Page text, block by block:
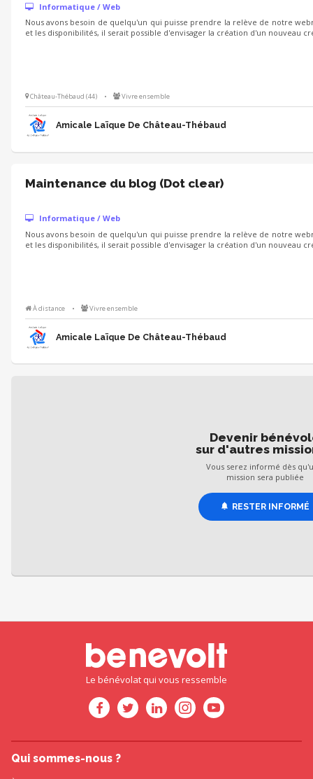
Informatique / Web
Nous avons besoin de quelqu'un qui puisse prendre la relève de notre
et les disponibilités, il serait possible d'envisager la création d'un nouveau
Château-Thébaud (44) • Vivre ensemble
Amicale Laïque De Château-Thébaud
Maintenance du blog (Dot clear)
Informatique / Web
Nous avons besoin de quelqu'un qui puisse prendre la relève de notre
et les disponibilités, il serait possible d'envisager la création d'un nouveau
À distance • Vivre ensemble
Amicale Laïque De Château-Thébaud
Devenir
sur d'autres
Vous serez informé dès
mission sera publiée
RESTER INFORMÉ
Le bénévolat qui vous ressemble
Qui sommes-nous ?